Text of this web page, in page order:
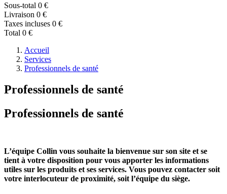
Sous-total 0 €
Livraison 0 €
Taxes incluses 0 €
Total 0 €
Accueil
Services
Professionnels de santé
Professionnels de santé
Professionnels de santé
L’équipe Collin vous souhaite la bienvenue sur son site et se
tient à votre disposition pour vous apporter les informations
utiles sur les produits et ses services. Vous pouvez contacter soit
votre interlocuteur de proximité, soit l’équipe du siège.